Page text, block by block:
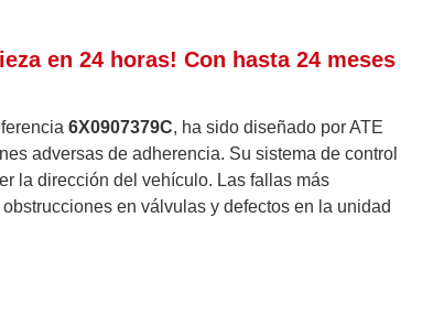
en 24 horas! Con hasta 24 meses
6X0907379C, ha sido diseñado por ATE
adversas de adherencia. Su sistema de control
la dirección del vehículo. Las fallas más
en válvulas y defectos en la unidad